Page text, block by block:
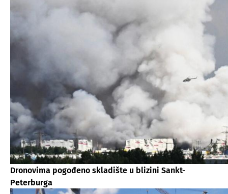
Dronovima pogođeno skladište u blizini Sankt-
Peterburga